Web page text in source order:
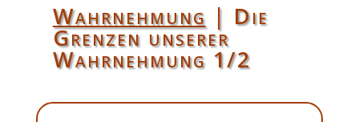
Wahrnehmung | Die
Grenzen unserer
Wahrnehmung 1/2